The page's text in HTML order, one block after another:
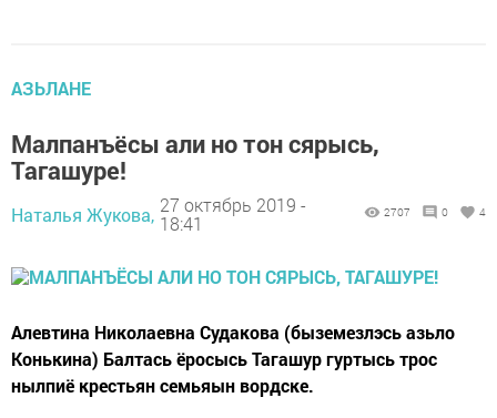
АЗЬЛАНЕ
Малпанъёсы али но тон сярысь,
Тагашуре!
Наталья Жукова, 27 октябрь 2019 -
18:41
2707 0 4
Алевтина Николаевна Судакова (быземезлэсь азьло
Конькина) Балтась ёросысь Тагашур гуртысь трос
нылпиё крестьян семьяын вордске.